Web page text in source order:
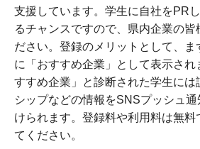
支援しています。学生に自社をPR
るチャンスですので、県内企業の皆
ださい。登録のメリットとして、
に「おすすめ企業」として表示され
すすめ企業」と診断された学生には
シップなどの情報をSNSプッシュ
けられます。登録料や利用料は無料
てください。